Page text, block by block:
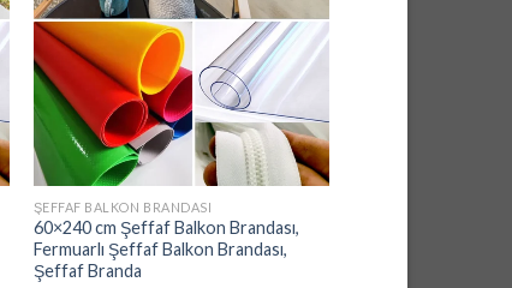
ŞEFFAF BALKON BRANDASI
60×240 cm Şeffaf Balkon Brandası,
Fermuarlı Şeffaf Balkon Brandası,
Şeffaf Branda